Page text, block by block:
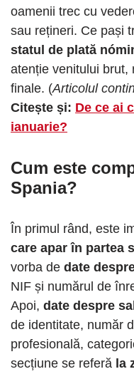
oamenii trec cu
sau rețineri. Ce pași
statul de plată
atenție venitului brut,
finale. (Articolul
Citește și: De ce ai
ianuarie?
Cum este
Spania?
În primul rând, este
care apar în partea
vorba de date
NIF și numărul de
Apoi, date despre
de identitate, număr
profesională,
secțiune se referă la